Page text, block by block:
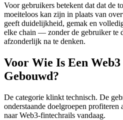
Voor gebruikers betekent dat dat de
moeiteloos kan zijn in plaats van
geeft duidelijkheid, gemak en
elke chain — zonder de gebruiker te
afzonderlijk na te denken.
Voor Wie Is Een
Gebouwd?
De categorie klinkt technisch. De
onderstaande doelgroepen profiteren
naar Web3-fintechrails vandaag.